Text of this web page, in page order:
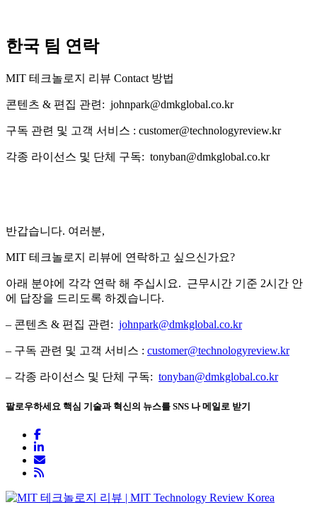
한국 팀 연락
MIT 테크놀로지 리뷰 Contact 방법
콘텐츠 & 편집 관련: johnpark@dmkglobal.co.kr
구독 관련 및 고객 서비스 : customer@technologyreview.kr
각종 라이선스 및 단체 구독: tonyban@dmkglobal.co.kr
반갑습니다. 여러분,
MIT 테크놀로지 리뷰에 연락하고 싶으신가요?
아래 분야에 각각 연락 해 주십시요. 근무시간 기준 2시간 안
에 답장을 드리도록 하겠습니다.
– 콘텐츠 & 편집 관련: johnpark@dmkglobal.co.kr
– 구독 관련 및 고객 서비스 : customer@technologyreview.kr
– 각종 라이선스 및 단체 구독: tonyban@dmkglobal.co.kr
팔로우하세요 핵심 기술과 혁신의 뉴스를 SNS 나 메일로 받기